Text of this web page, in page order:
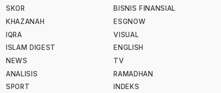
SKOR
KHAZANAH
IQRA
ISLAM DIGEST
NEWS
ANALISIS
SPORT
BISNIS FINANSIAL
ESGNOW
VISUAL
ENGLISH
TV
RAMADHAN
INDEKS